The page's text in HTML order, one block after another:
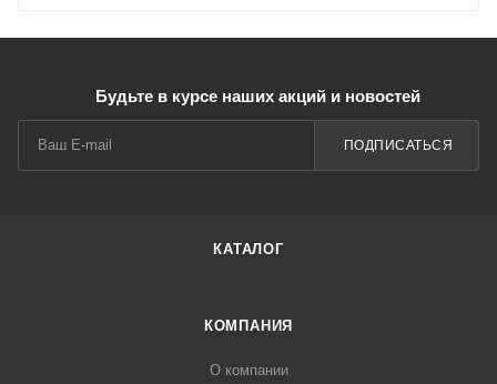
Будьте в курсе наших акций и новостей
ПОДПИСАТЬСЯ
КАТАЛОГ
КОМПАНИЯ
О компании